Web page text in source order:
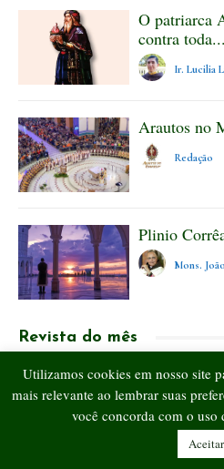
O patriarca
contra toda...
Ir. Lucilia
Arautos no
Redação
Plinio
Mons.
Revista do mês
Utilizamos cookies em nosso site
mais relevante ao lembrar suas
você concorda com o uso
Aceitar